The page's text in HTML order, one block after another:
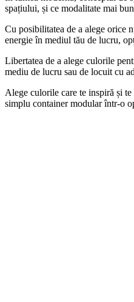
spațiului, și ce modalitate mai
Cu posibilitatea de a alege orice
energie în mediul tău de lucru,
Libertatea de a alege culorile
mediu de lucru sau de locuit cu
Alege culorile care te inspiră și te
simplu container modular într-o